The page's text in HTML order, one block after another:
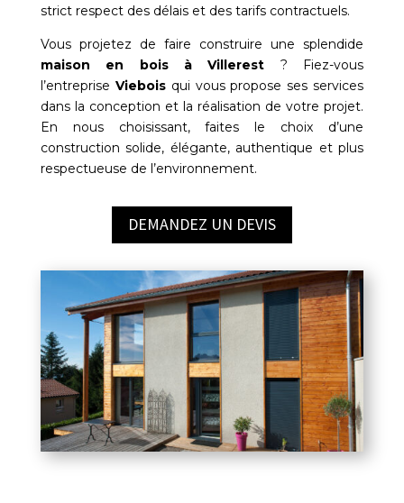
strict respect des délais et des tarifs contractuels.
Vous projetez de faire construire une splendide
maison en bois à
Villerest ? Fiez-vous
l’entreprise Vieboisqui vous propose ses services
dans la conception et la réalisation de votre projet.
En nous choisissant, faites le choix d’une
construction solide, élégante, authentique et plus
respectueuse de l’environnement.
DEMANDEZ UN DEVIS